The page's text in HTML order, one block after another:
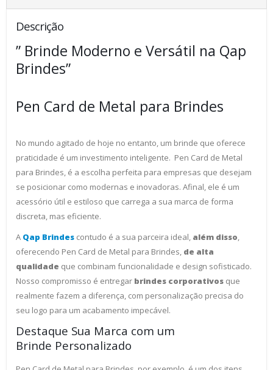
Descrição
” Brinde Moderno e Versátil na Qap
Brindes”
Pen Card de Metal para Brindes
No mundo agitado de hoje no entanto, um brinde que oferece
praticidade é um investimento inteligente. Pen Card de Metal
para Brindes, é a escolha perfeita para empresas que desejam
se posicionar como modernas e inovadoras. Afinal, ele é um
acessório útil e estiloso que carrega a sua marca de forma
discreta, mas eficiente.
A Qap Brindes contudo é a sua parceira ideal, além disso
oferecendo Pen Card de Metal para Brindes, de alta
qualidade que combinam funcionalidade e design sofisticado.
Nosso compromisso é entregar brindes corporativos que
realmente fazem a diferença, com personalização precisa do
seu logo para um acabamento impecável.
Destaque Sua Marca com um
Brinde Personalizado